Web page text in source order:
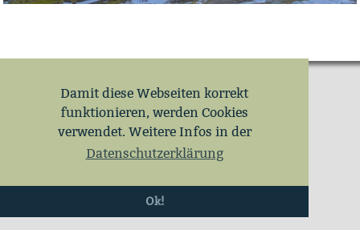
Damit diese Webseiten korrekt
funktionieren, werden Cookies
verwendet. Weitere Infos in der
Datenschutzerklärung
Ok!